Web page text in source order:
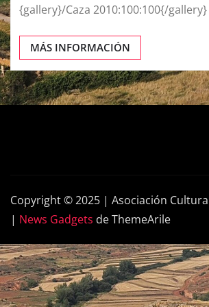
{gallery}/Caza 2010:100:100{/gallery}
MÁS INFORMACIÓN
Copyright © 2025 | Asociación Cultural
| News Gadgets de ThemeArile